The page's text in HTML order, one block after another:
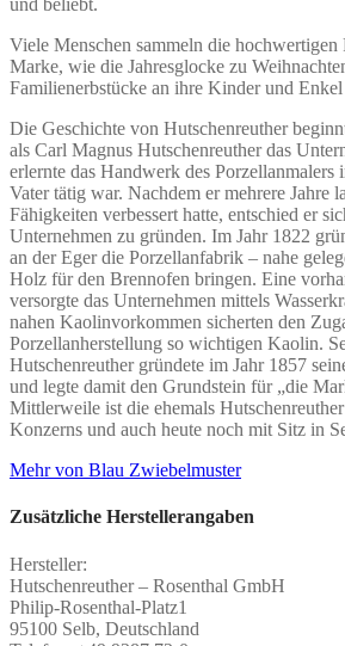
und beliebt.
Viele Menschen sammeln die hochwertigen
Marke, wie die Jahresglocke zu
Familienerbstücke an ihre Kinder und
Die Geschichte von Hutschenreuther
als Carl Magnus Hutschenreuther das
erlernte das Handwerk des Porzellanmalers
Vater tätig war. Nachdem er mehrere Jahre
Fähigkeiten verbessert hatte, entschied er
Unternehmen zu gründen. Im Jahr 1822
an der Eger die Porzellanfabrik – nahe
Holz für den Brennofen bringen. Eine
versorgte das Unternehmen mittels
nahen Kaolinvorkommen sicherten den
Porzellanherstellung so wichtigen Kaolin.
Hutschenreuther gründete im Jahr 1857
und legte damit den Grundstein für „die
Mittlerweile ist die ehemals
Konzerns und auch heute noch mit Sitz in
Mehr von Blau Zwiebelmuster
Zusätzliche Herstellerangaben
Hersteller:
Hutschenreuther – Rosenthal GmbH
Philip-Rosenthal-Platz1
95100 Selb, Deutschland